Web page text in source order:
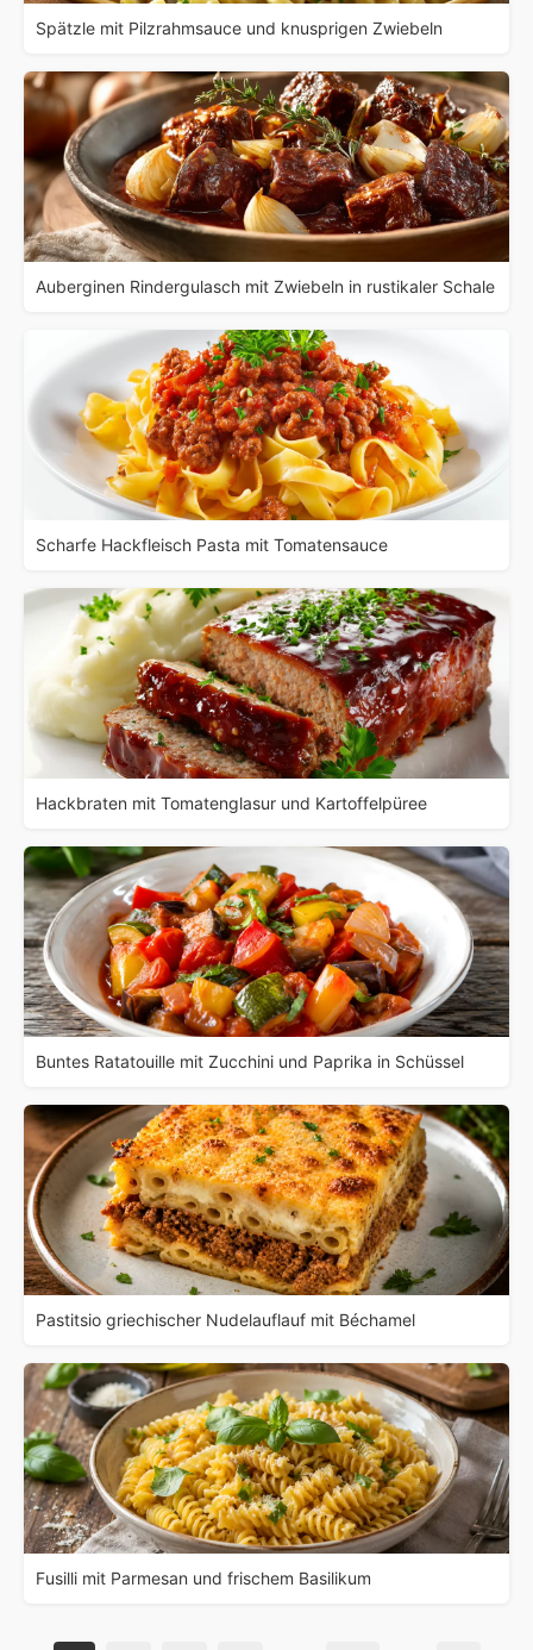
Spätzle mit Pilzrahmsauce und knusprigen Zwiebeln
Auberginen Rindergulasch mit Zwiebeln in rustikaler Schale
Scharfe Hackfleisch Pasta mit Tomatensauce
Hackbraten mit Tomatenglasur und Kartoffelpüree
Buntes Ratatouille mit Zucchini und Paprika in Schüssel
Pastitsio griechischer Nudelauflauf mit Béchamel
Fusilli mit Parmesan und frischem Basilikum